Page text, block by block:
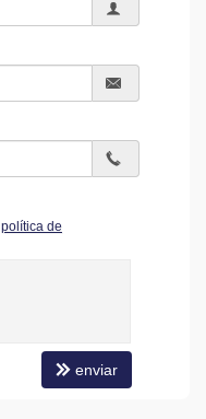
política de
enviar